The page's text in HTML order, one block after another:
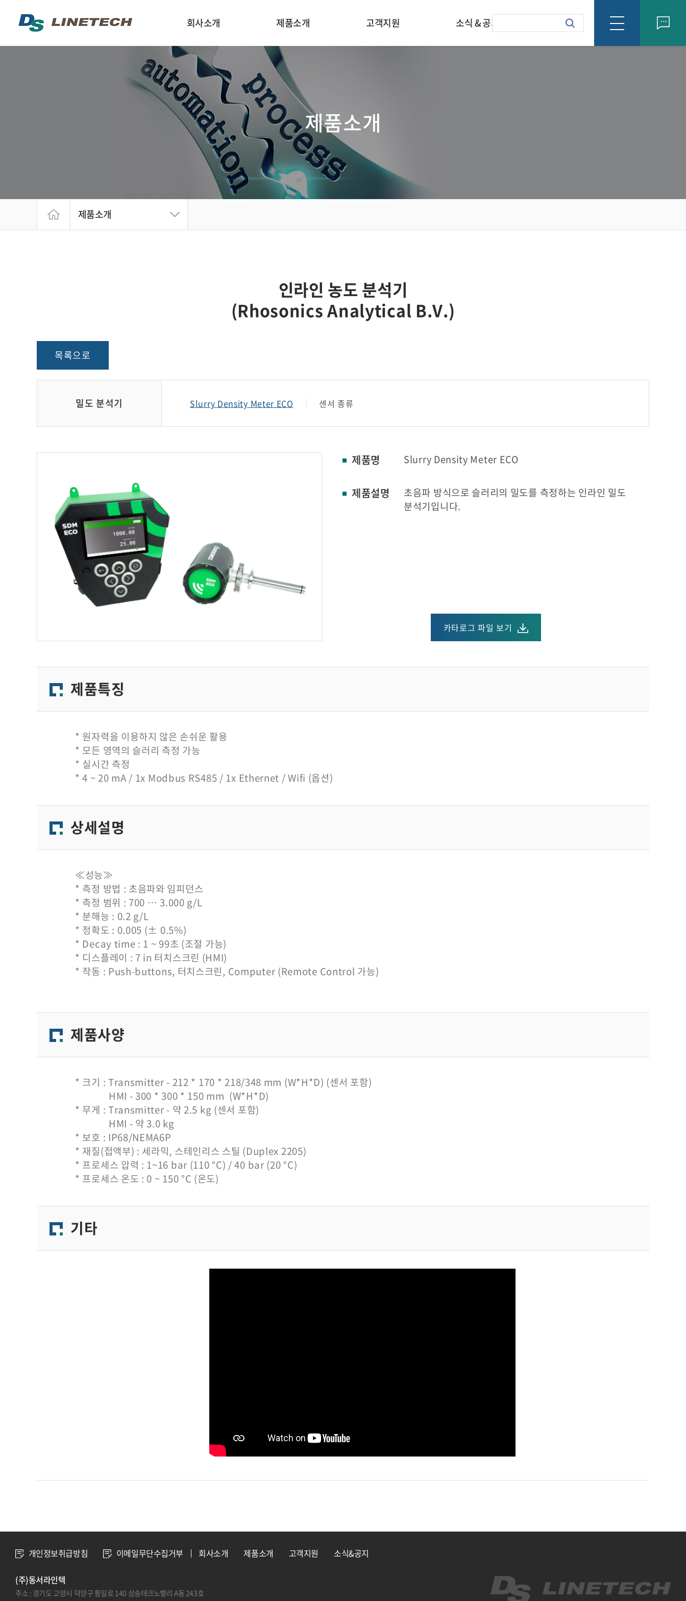
회사소개
인사말
회사구성 및 연락처
회사약도
회사연혁
제품소개
온라인 중금속 분석기
인라인 농도 분석기
인라인 광도계
일반 수질 항목 분석기
온라인 수질 분석기
온라인 미량 원소
분석기
현장용 유량계
현장용 전처리 장치
고객지원
기기원리
카타로그
소식 & 공지
제품소개
제품소개
인라인 농도 분석기
(Rhosonics Analytical B.V.)
목록으로
밀도 분석기 Slurry Density Meter ECO 센서 종류
제품명 Slurry Density Meter ECO
제품설명
초음파 방식으로 슬러리의 밀도를 측정하는 인라인 밀도
분석기입니다.
카타로그 파일 보기
제품특징
* 원자력을 이용하지 않은 손쉬운 활용
* 모든 영역의 슬러리 측정 가능
* 실시간 측정
* 4 ~ 20 mA / 1x Modbus RS485 / 1x Ethernet / Wifi (옵션)
상세설명
≪성능≫
* 측정 방법 : 초음파와 임피던스
* 측정 범위 : 700 … 3.000 g/L
* 분해능 : 0.2 g/L
* 정확도 : 0.005 (± 0.5%)
* Decay time : 1 ~ 99초 (조절 가능)
* 디스플레이 : 7 in 터치스크린 (HMI)
* 작동 : Push-buttons, 터치스크린, Computer (Remote Control 가능)
제품사양
* 크기 : Transmitter - 212 * 170 * 218/348 mm (W*H*D) (센서 포함)
HMI - 300 * 300 * 150 mm (W*H*D)
* 무게 : Transmitter - 약 2.5 kg (센서 포함)
HMI - 약 3.0 kg
* 보호 : IP68/NEMA6P
* 재질(접액부) : 세라믹, 스테인리스 스틸 (Duplex 2205)
* 프로세스 압력 : 1~16 bar (110 °C) / 40 bar (20 °C)
* 프로세스 온도 : 0 ~ 150 °C (온도)
기타
개인정보취급방침 이메일무단수집거부 회사소개 제품소개 고객지원 소식&공지
(주)동서라인텍
주소 : 경기도 고양시 덕양구 통일로 140 삼송테크노밸리 A동 243호